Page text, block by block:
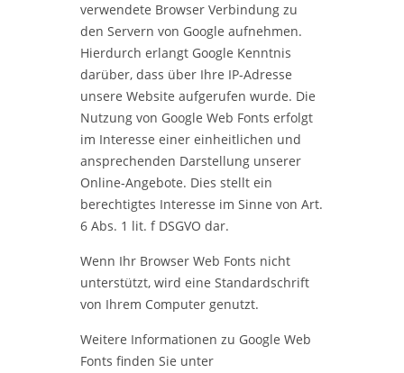
verwendete Browser Verbindung zu
den Servern von Google aufnehmen.
Hierdurch erlangt Google Kenntnis
darüber, dass über Ihre IP-Adresse
unsere Website aufgerufen wurde. Die
Nutzung von Google Web Fonts erfolgt
im Interesse einer einheitlichen und
ansprechenden Darstellung unserer
Online-Angebote. Dies stellt ein
berechtigtes Interesse im Sinne von Art.
6 Abs. 1 lit. f DSGVO dar.
Wenn Ihr Browser Web Fonts nicht
unterstützt, wird eine Standardschrift
von Ihrem Computer genutzt.
Weitere Informationen zu Google Web
Fonts finden Sie unter